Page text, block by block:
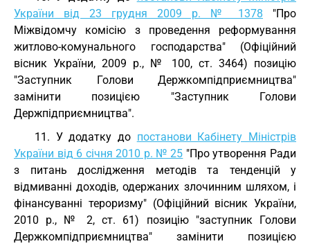
України від 23 грудня 2009 р. № 1378 "Про
Міжвідомчу комісію з проведення реформування
житлово-комунального господарства" (Офіційний
вісник України, 2009 р., № 100, ст. 3464) позицію
"Заступник Голови Держкомпідприємництва"
замінити позицією "Заступник Голови
Держпідприємництва".
11. У додатку до постанови Кабінету Міністрів
України від 6 січня 2010 р. № 25 "Про утворення Ради
з питань дослідження методів та тенденцій у
відмиванні доходів, одержаних злочинним шляхом, і
фінансуванні тероризму" (Офіційний вісник України,
2010 р., № 2, ст. 61) позицію "заступник Голови
Держкомпідприємництва" замінити позицією